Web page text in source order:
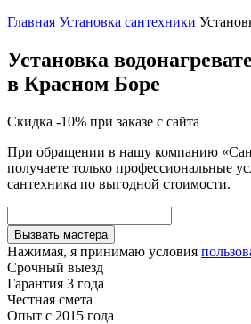
Главная Установка сантехники
Установка
в Красном Боре
Скидка -10% при заказе с сайта
При обращении в нашу компанию
получаете только профессиональные
сантехника по выгодной стоимости.
Вызвать мастера
Нажимая, я принимаю условия
Срочный выезд
Гарантия 3 года
Честная смета
Опыт с 2015 года